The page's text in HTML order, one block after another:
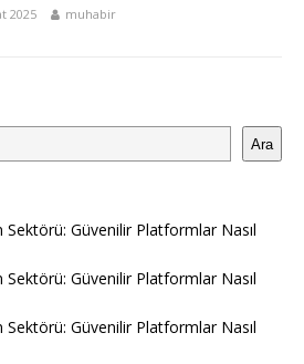
2025 muhabir
Ara
Sektörü: Güvenilir Platformlar Nasıl
Sektörü: Güvenilir Platformlar Nasıl
Sektörü: Güvenilir Platformlar Nasıl